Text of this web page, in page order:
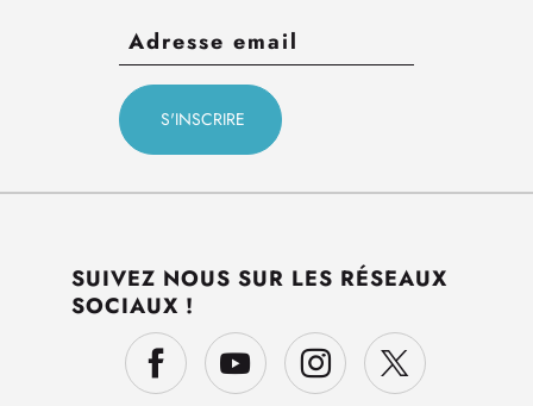
SUIVEZ NOUS SUR LES RÉSEAUX
SOCIAUX !